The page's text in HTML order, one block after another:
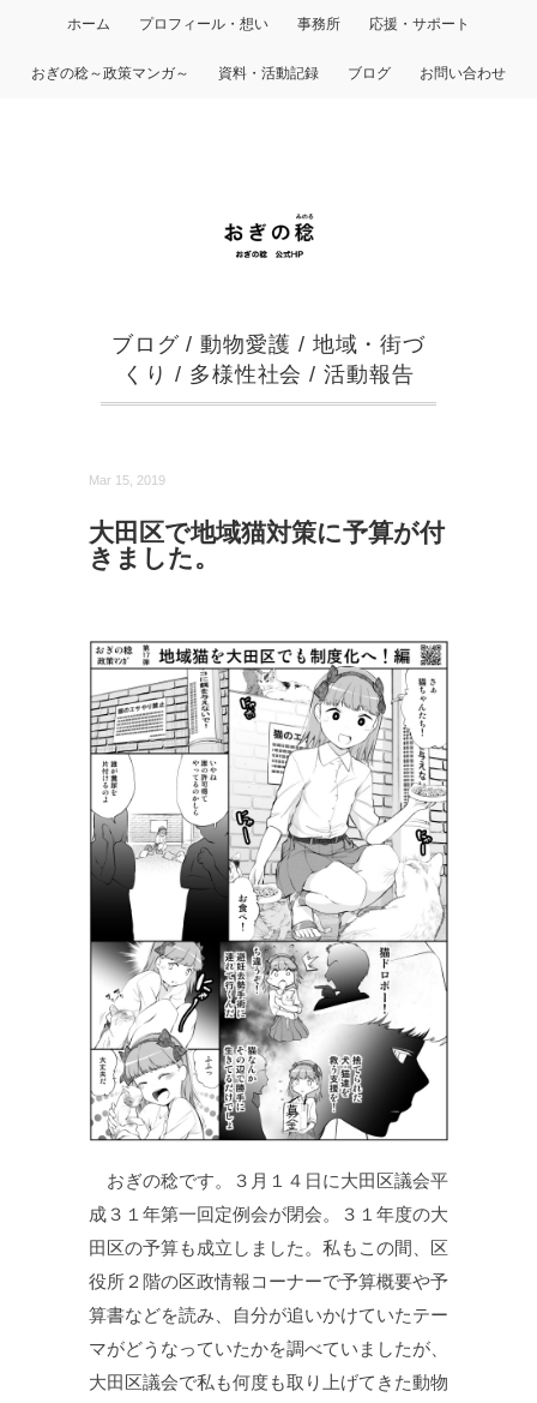
ホーム プロフィール・想い 事務所 応援・サポート
おぎの稔～政策マンガ～ 資料・活動記録 ブログ お問い合わせ
ブログ/動物愛護 / 地域・街づ
くり / 多様性社会 /活動報告
Mar 15, 2019
大田区で地域猫対策に予算が付
きました。
おぎの稔です。３月１４日に大田区議会平
成３１年第一回定例会が閉会。３１年度の大
田区の予算も成立しました。私もこの間、区
役所２階の区政情報コーナーで予算概要や予
算書などを読み、自分が追いかけていたテー
マがどうなっていたかを調べていましたが、
大田区議会で私も何度も取り上げてきた動物